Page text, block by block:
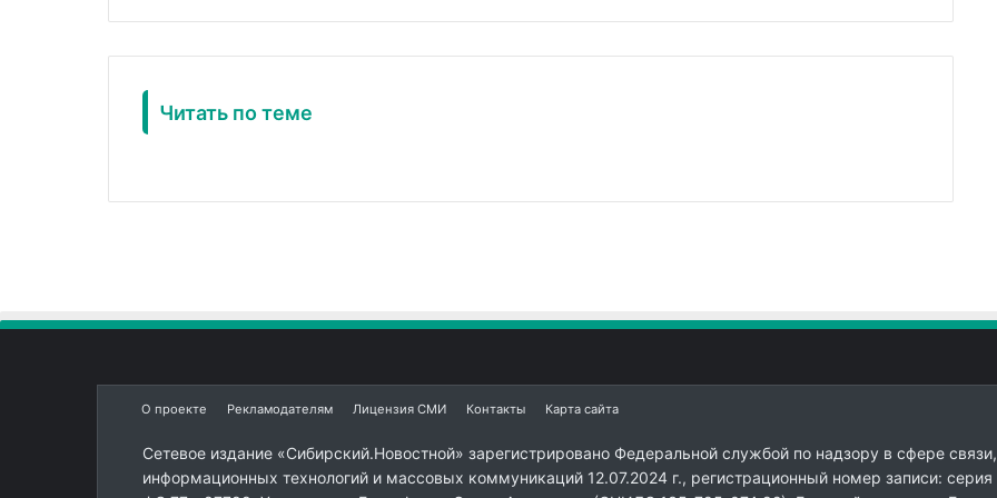
Читать по теме
О проекте Рекламодателям Лицензия СМИ Контакты Карта сайта
Сетевое издание «Сибирский.Новостной» зарегистрировано Федеральной службой по надзору в сфере связи,
информационных технологий и массовых коммуникаций 12.07.2024 г., регистрационный номер записи: